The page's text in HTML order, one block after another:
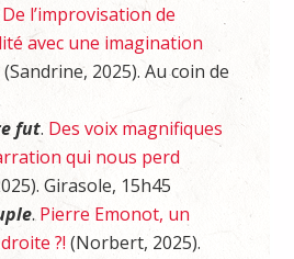
De l’improvisation de
avec une imagination
(Sandrine, 2025). Au coin de
fut. Des voix magnifiques
qui nous perd
Girasole, 15h45
.Pierre Emonot, un
?! (Norbert, 2025).